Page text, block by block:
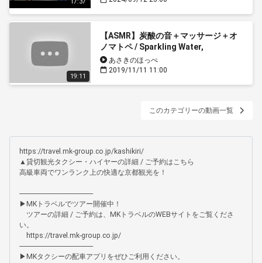
19:11
【ASMR】炭酸の音＋マッサージ＋オ
ノマトペ / Sparkling Water,
Onomatopoeia,Massage
あさきのほっぺ
2019/11/11 11:00
このカテゴリーの動画一覧
https://travel.mk-group.co.jp/kashikiri/
▲貸切観光タクシー・ハイヤーの詳細 / ご予約はこちら
高級車両でワンランク上の快適な京都観光を！
------------------------------------------
▶MKトラベルでツアー開催中！
ツアーの詳細 / ご予約は、MKトラベルのWEBサイトをご覧くださ
い。
https://travel.mk-group.co.jp/
------------------------------------------
▶MKタクシーの配車アプリをぜひご利用ください。